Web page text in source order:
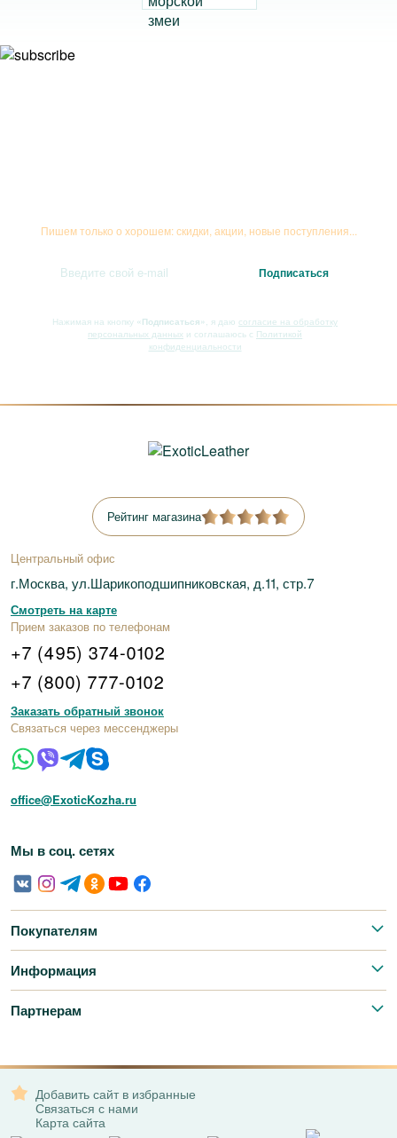
Пишем только о хорошем: скидки, акции, новые поступления...
Нажимая на кнопку «Подписаться» , я даю согласие на обработку
персональных данных и соглашаюсь с Политикой
конфиденциальности
Рейтинг магазина
Центральный офис
г.Москва, ул.Шарикоподшипниковская, д.11, стр.7
Смотреть на карте
Прием заказов по телефонам
+7 (495) 374-0102
+7 (800) 777-0102
Заказать обратный звонок
Связаться через мессенджеры
office@ExoticKozha.ru
Мы в соц. сетях
Покупателям
Информация
Партнерам
Добавить сайт в избранные
Связаться с нами
Карта сайта